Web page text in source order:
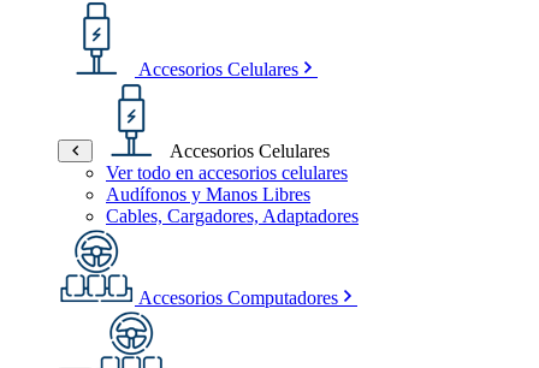
Accesorios Celulares
Accesorios Celulares
Ver todo en accesorios celulares
Audífonos y Manos Libres
Cables, Cargadores, Adaptadores
Accesorios Computadores